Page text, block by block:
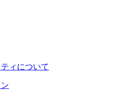
ィについて